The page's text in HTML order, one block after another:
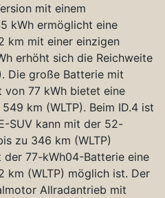
mit einem
kWh ermöglicht eine
km mit einer einzigen
erhöht sich die Reichweite
Die große Batterie mit
von 77 kWh bietet eine
km (WLTP). Beim ID.4 ist
SUV kann mit der 52-
zu 346 km (WLTP)
77-kWh04-Batterie eine
km (WLTP) möglich ist. Der
Allradantrieb mit